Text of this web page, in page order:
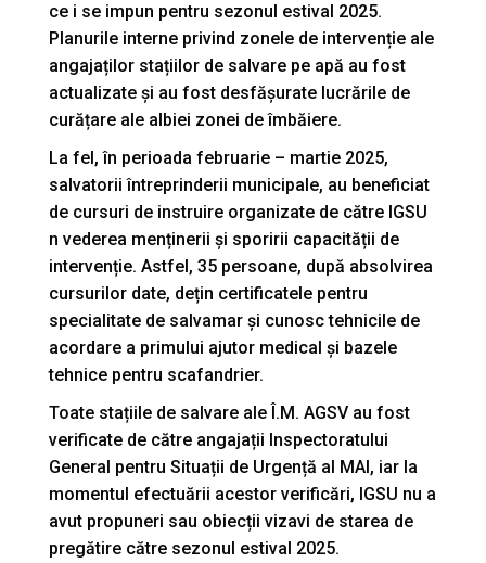
ce i se impun pentru sezonul estival 2025.
Planurile interne privind zonele de intervenție ale
angajaților stațiilor de salvare pe apă au fost
actualizate și au fost desfășurate lucrările de
curățare ale albiei zonei de îmbăiere.
La fel, în perioada februarie – martie 2025,
salvatorii întreprinderii municipale, au beneficiat
de cursuri de instruire organizate de către IGSU
n vederea menținerii și sporirii capacității de
intervenție. Astfel, 35 persoane, după absolvirea
cursurilor date, dețin certificatele pentru
specialitate de salvamar și cunosc tehnicile de
acordare a primului ajutor medical și bazele
tehnice pentru scafandrier.
Toate stațiile de salvare ale Î.M. AGSV au fost
verificate de către angajații Inspectoratului
General pentru Situații de Urgență al MAI, iar la
momentul efectuării acestor verificări, IGSU nu a
avut propuneri sau obiecții vizavi de starea de
pregătire către sezonul estival 2025.